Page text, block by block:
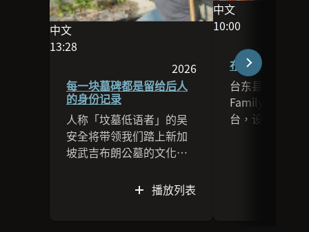
中文
此场次的语言为中文
13:28
2026
本场次于2026发布
每一块墓碑都是留给后人
的身份记录
人称「坟墓低语者」的吴
安全将带领我们踏上新加
坡武吉布朗公墓的文化之
里一些墓碑背景故事和丰
播放列表
中文
此场次的语言为中
10:00
布农族儿童的
台东县武陵国
FamilySearch
台，设计了家